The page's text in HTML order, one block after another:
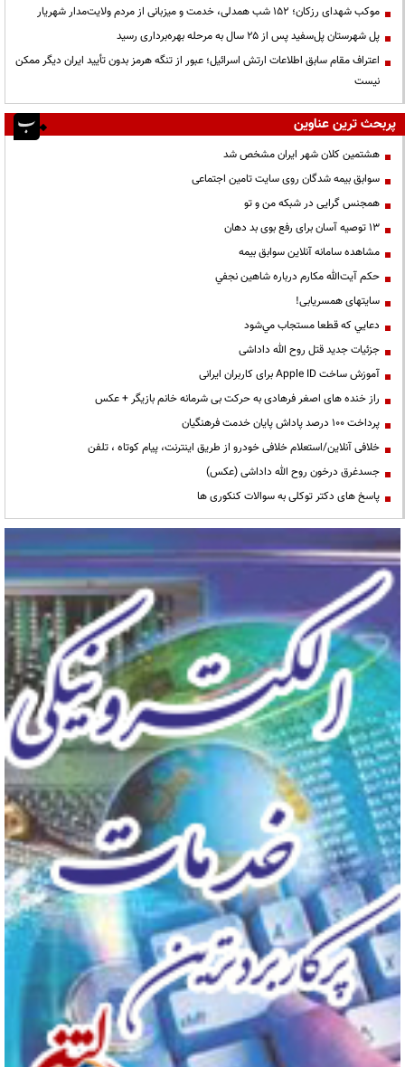
موکب شهدای رزکان؛ ۱۵۲ شب همدلی، خدمت و میزبانی از مردم ولایت‌مدار شهریار
پل شهرستان پل‌سفید پس از ۲۵ سال به مرحله بهره‌برداری رسید
اعتراف مقام سابق اطلاعات ارتش اسرائیل؛ عبور از تنگه هرمز بدون تأیید ایران دیگر ممکن
نیست
پربحث ترین عناوین
هشتمین کلان شهر ایران مشخص شد
سوابق بیمه شدگان روی سایت تامین اجتماعی
همجنس گرایی در شبکه من و تو
13 توصیه آسان برای رفع بوی بد دهان
مشاهده سامانه آنلاين سوابق بیمه
حكم آيت‌الله مكارم درباره شاهين نجفي
سایتهای همسریابی!
دعايي كه قطعا مستجاب مي‌شود
جزئیات جدید قتل روح الله داداشی
آموزش ساخت Apple ID برای کاربران ایرانی
راز خنده های اصغر فرهادی به حرکت بی شرمانه خانم بازیگر + عکس
پرداخت ۱۰۰ درصد پاداش پایان خدمت فرهنگیان
خلافی آنلاین/استعلام خلافی خودرو از طریق اینترنت، پیام کوتاه ، تلفن
جسدغرق درخون روح الله داداشی (عکس)
پاسخ های دکتر توکلی به سوالات کنکوری ها